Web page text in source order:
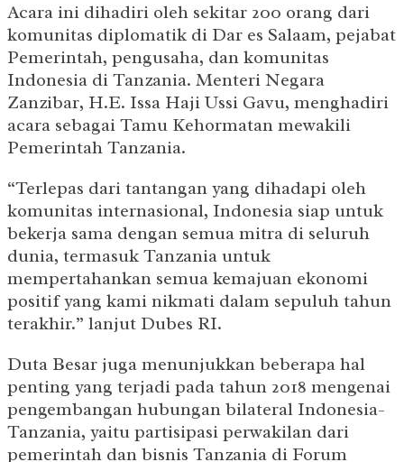
Acara ini dihadiri oleh sekitar 200 orang dari
komunitas diplomatik di Dar es Salaam, pejabat
Pemerintah, pengusaha, dan komunitas
Indonesia di Tanzania. Menteri Negara
Zanzibar, H.E. Issa Haji Ussi Gavu, menghadiri
acara sebagai Tamu Kehormatan mewakili
Pemerintah Tanzania.
“Terlepas dari tantangan yang dihadapi oleh
komunitas internasional, Indonesia siap untuk
bekerja sama dengan semua mitra di seluruh
dunia, termasuk Tanzania untuk
mempertahankan semua kemajuan ekonomi
positif yang kami nikmati dalam sepuluh tahun
terakhir.” lanjut Dubes RI.
Duta Besar juga menunjukkan beberapa hal
penting yang terjadi pada tahun 2018 mengenai
pengembangan hubungan bilateral Indonesia-
Tanzania, yaitu partisipasi perwakilan dari
pemerintah dan bisnis Tanzania di Forum